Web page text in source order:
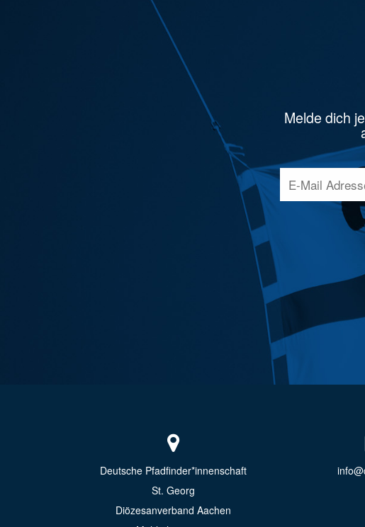
Melde dich
Deutsche Pfadfinder*innenschaft
St. Georg
Diözesanverband Aachen